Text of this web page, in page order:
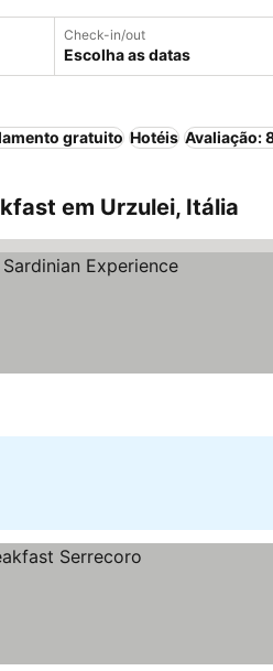
Check-in/out
Escolha as datas
gratuito Hotéis Avaliação:
em Urzulei, Itália